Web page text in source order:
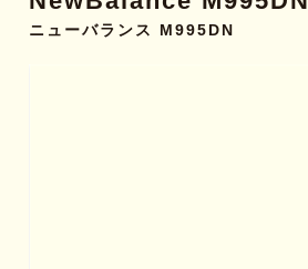
ニューバランス M995DN